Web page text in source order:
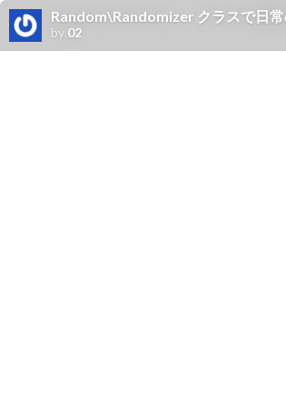
Random\Randomizer クラスで日
by 02